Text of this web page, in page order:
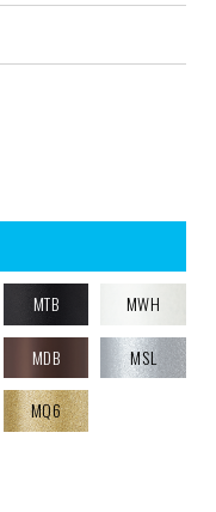
MTB MWH
MDB MSL
MQ6